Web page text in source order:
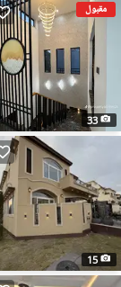
مقبول
33
15